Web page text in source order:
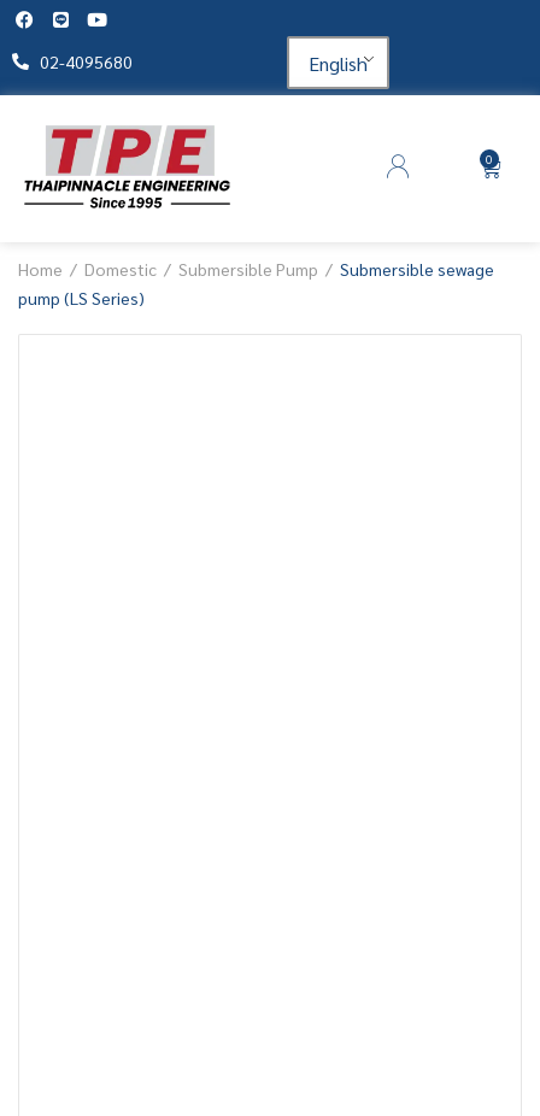
02-4095680 English
0
Home Domestic Submersible Pump
Submersible sewage
pump (LS Series)